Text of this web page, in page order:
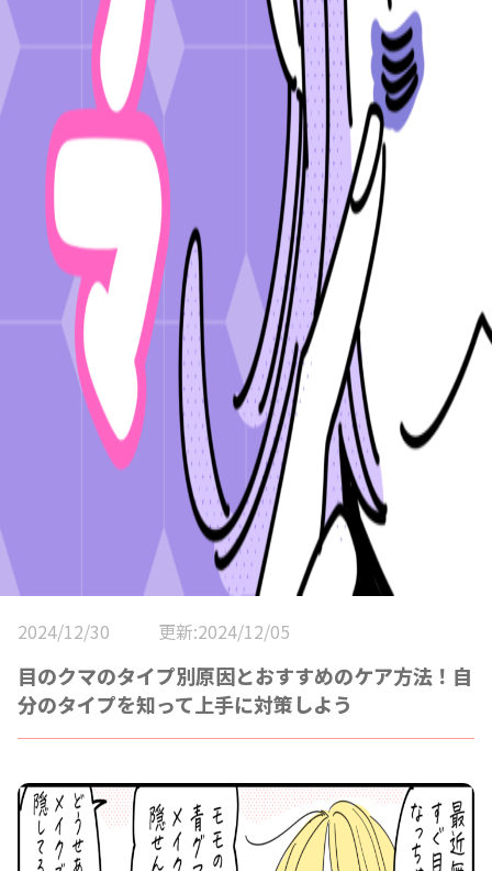
2024/12/30 更新:2024/12/05
目のクマのタイプ別原因とおすすめのケア方法！自
分のタイプを知って上手に対策しよう